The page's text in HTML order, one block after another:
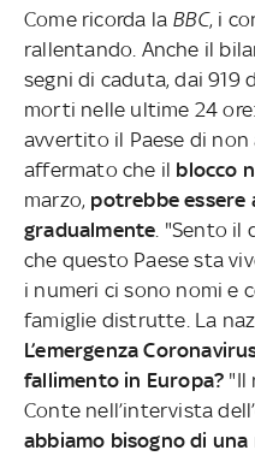
Come ricorda la BBC, i
rallentando. Anche il
segni di caduta, dai 919
morti nelle ultime 24
avvertito il Paese di non
affermato che il blocco
marzo, potrebbe essere
gradualmente . "Sento
che questo Paese sta
i numeri ci sono nomi e
famiglie distrutte. La
L’emergenza
fallimento in Europa? "Il
Conte nell’intervista
abbiamo bisogno di